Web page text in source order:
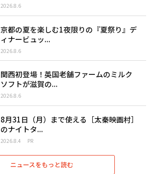
2026.8.6
京都の夏を楽しむ1夜限りの『夏祭り』デ
ィナービュッ...
2026.8.6
関西初登場！英国老舗ファームのミルク
ソフトが滋賀の...
2026.8.6
8月31日（月）まで使える［太秦映画村］
のナイトタ...
2026.8.4 PR
ニュースをもっと読む